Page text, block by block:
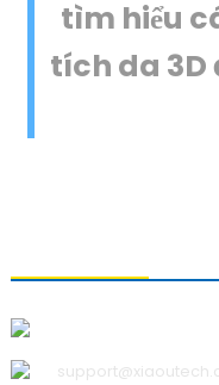
tìm hiểu
tích da 3D